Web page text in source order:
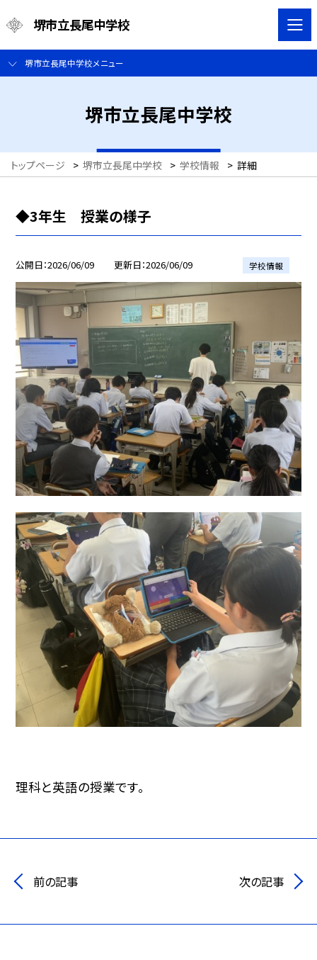
堺市立長尾中学校
堺市立長尾中学校メニュー
堺市立長尾中学校
トップページ > 堺市立長尾中学校 > 学校情報 > 詳細
◆3年生 授業の様子
公開日 2026/06/09 更新日 2026/06/09 学校情報
理科と英語の授業です。
前の記事 次の記事